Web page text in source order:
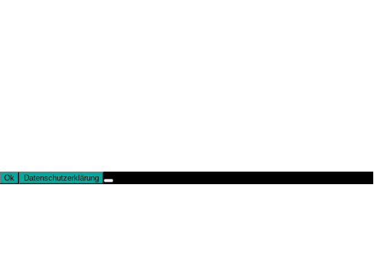
Ok Datenschutzerklärung